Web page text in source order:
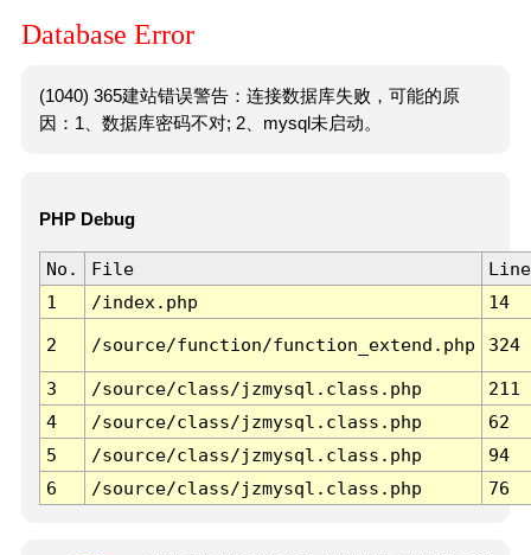
Database Error
(1040) 365建站错误警告：连接数据库失败，可能的原
因：1、数据库密码不对; 2、mysql未启动。
PHP Debug
No. File
Line
1
/index.php 14
2 /source/function/function_extend.php 324
3 /source/class/jzmysql.class.php
211
4
/source/class/jzmysql.class.php
62
5
/source/class/jzmysql.class.php
94
6
/source/class/jzmysql.class.php 76